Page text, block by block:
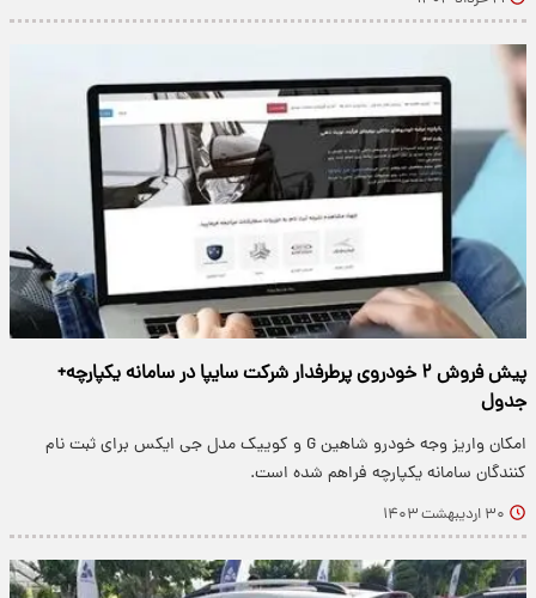
پیش فروش ۲ خودروی پرطرفدار شرکت سایپا در سامانه یکپارچه+
جدول
امکان واریز وجه خودرو شاهین G و کوییک مدل جی ایکس برای ثبت نام
کنندگان سامانه یکپارچه فراهم شده است.
۳۰ اردیبهشت ۱۴۰۳